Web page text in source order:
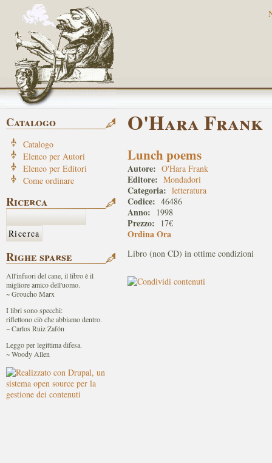
O'Hara Frank
Lunch poems
Autore: O'Hara Frank
Editore: Mondadori
Categoria: letteratura
Codice: 46486
Anno: 1998
Prezzo: 17€
Ordina Ora
Libro (non CD) in ottime condizioni
Catalogo
Catalogo
Elenco per Autori
Elenco per Editori
Come ordinare
Ricerca
Righe sparse
All'infuori del cane, il libro è il
migliore amico dell'uomo.
~ Groucho Marx
I libri sono specchi:
riflettono ciò che abbiamo dentro.
~ Carlos Ruiz Zafón
Leggo per legittima difesa.
~ Woody Allen